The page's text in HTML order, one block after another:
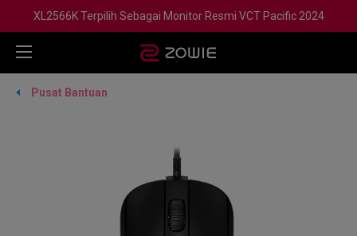
XL2566K Terpilih Sebagai Monitor Resmi VCT Pacific 2024
Pusat Bantuan